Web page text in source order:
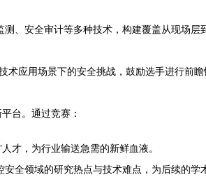
、安全审计等多种技术，构建覆盖从现场
应用场景下的安全挑战，鼓励选手进行前瞻
台。通过竞赛：
才，为行业输送急需的新鲜血液。
全领域的研究热点与技术难点，为后续的学